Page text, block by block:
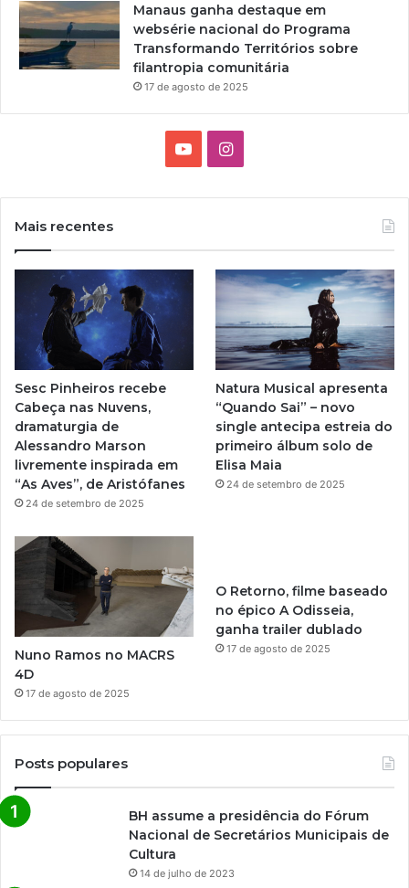
Manaus ganha destaque em
websérie nacional do Programa
Transformando Territórios sobre
filantropia comunitária
17 de agosto de 2025
T
e
I
t
g
r
a
m
Mais recentes
Sesc Pinheiros recebe
Cabeça nas Nuvens,
dramaturgia de
Alessandro Marson
livremente inspirada em
“As Aves”, de Aristófanes
24 de setembro de 2025
Natura Musical apresenta
“Quando Sai” – novo
single antecipa estreia do
primeiro álbum solo de
Elisa Maia
24 de setembro de 2025
Nuno Ramos no MACRS
4D
17 de agosto de 2025
O Retorno, filme baseado
no épico A Odisseia,
ganha trailer dublado
17 de agosto de 2025
Posts populares
BH assume a presidência do Fórum
Nacional de Secretários Municipais de
Cultura
14 de julho de 2023